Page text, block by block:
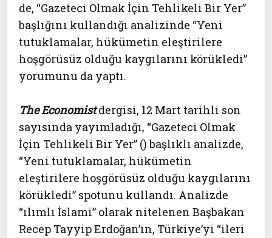
de, “Gazeteci Olmak İçin Tehlikeli Bir Yer”
başlığını kullandığı analizinde “Yeni
tutuklamalar, hükümetin eleştirilere
hoşgörüsüz olduğu kaygılarını körükledi”
yorumunu da yaptı.
The Economistdergisi, 12 Mart tarihli son
sayısında yayımladığı, “Gazeteci Olmak
İçin Tehlikeli Bir Yer” () başlıklı analizde,
“Yeni tutuklamalar, hükümetin
eleştirilere hoşgörüsüz olduğu kaygılarını
körükledi” spotunu kullandı. Analizde
“ılımlı İslami” olarak nitelenen Başbakan
Recep Tayyip Erdoğan’ın, Türkiye’yi “ileri